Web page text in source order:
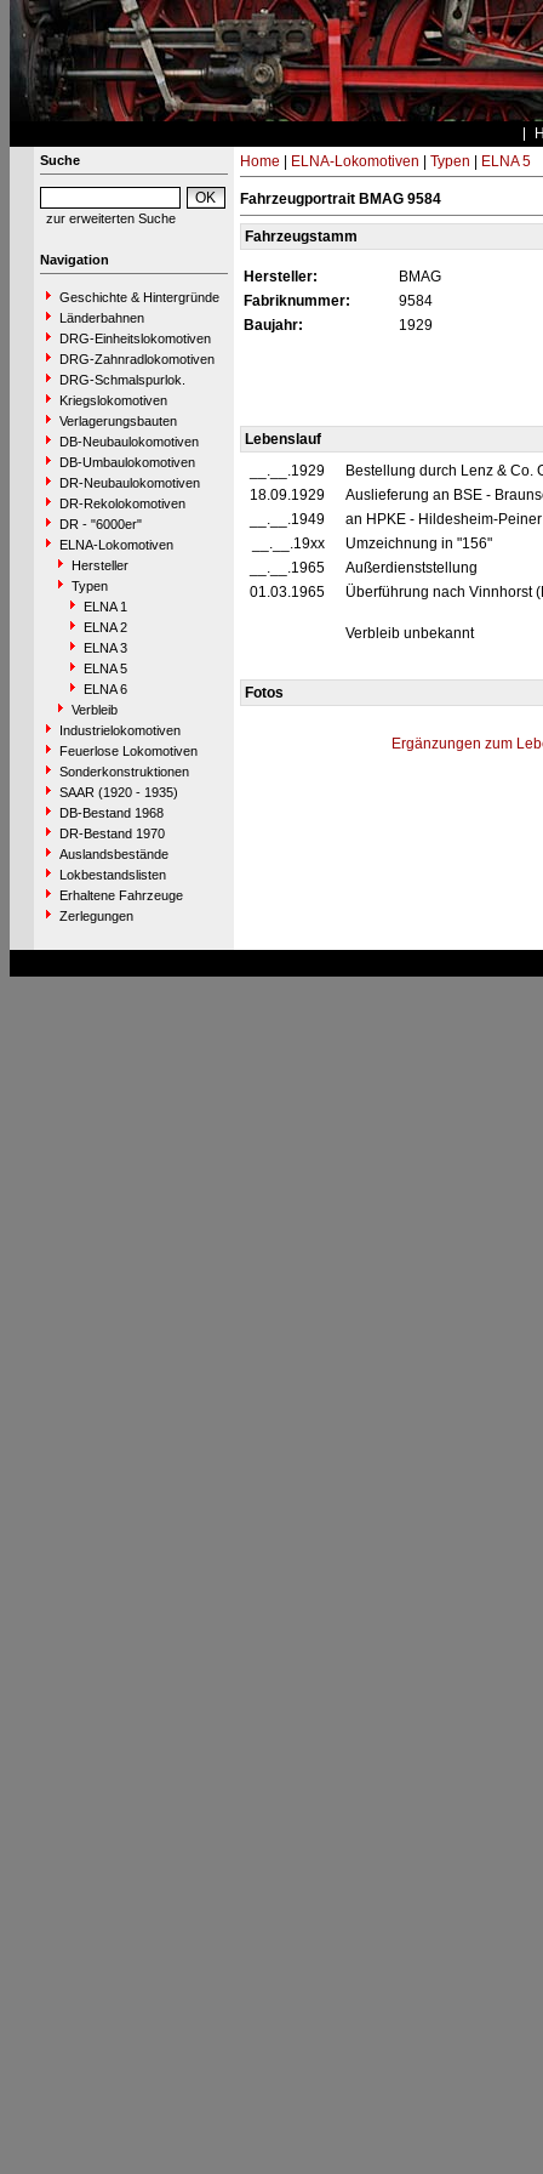
Suche
zur erweiterten Suche
Navigation
Geschichte & Hintergründe
Länderbahnen
DRG-Einheitslokomotiven
DRG-Zahnradlokomotiven
DRG-Schmalspurlok.
Kriegslokomotiven
Verlagerungsbauten
DB-Neubaulokomotiven
DB-Umbaulokomotiven
DR-Neubaulokomotiven
DR-Rekolokomotiven
DR - "6000er"
ELNA-Lokomotiven
Hersteller
Typen
ELNA 1
ELNA 2
ELNA 3
ELNA 5
ELNA 6
Verbleib
Industrielokomotiven
Feuerlose Lokomotiven
Sonderkonstruktionen
SAAR (1920 - 1935)
DB-Bestand 1968
DR-Bestand 1970
Auslandsbestände
Lokbestandslisten
Erhaltene Fahrzeuge
Zerlegungen
Home ELNA-Lokomotiven Typen ELNA 5
Fahrzeugportrait BMAG 9584
Fahrzeugstamm
Hersteller:
BMAG
Fabriknummer:
9584
Baujahr:
1929
Lebenslauf
__.__.1929
Bestellung durch Lenz & Co.
18.09.1929
Auslieferung an BSE -
__.__.1949
an HPKE - Hildesheim-
__.__.19xx
Umzeichnung in "156"
__.__.1965
Außerdienststellung
01.03.1965
Überführung nach Vinnhorst
Verbleib unbekannt
Fotos
Ergänzungen zum